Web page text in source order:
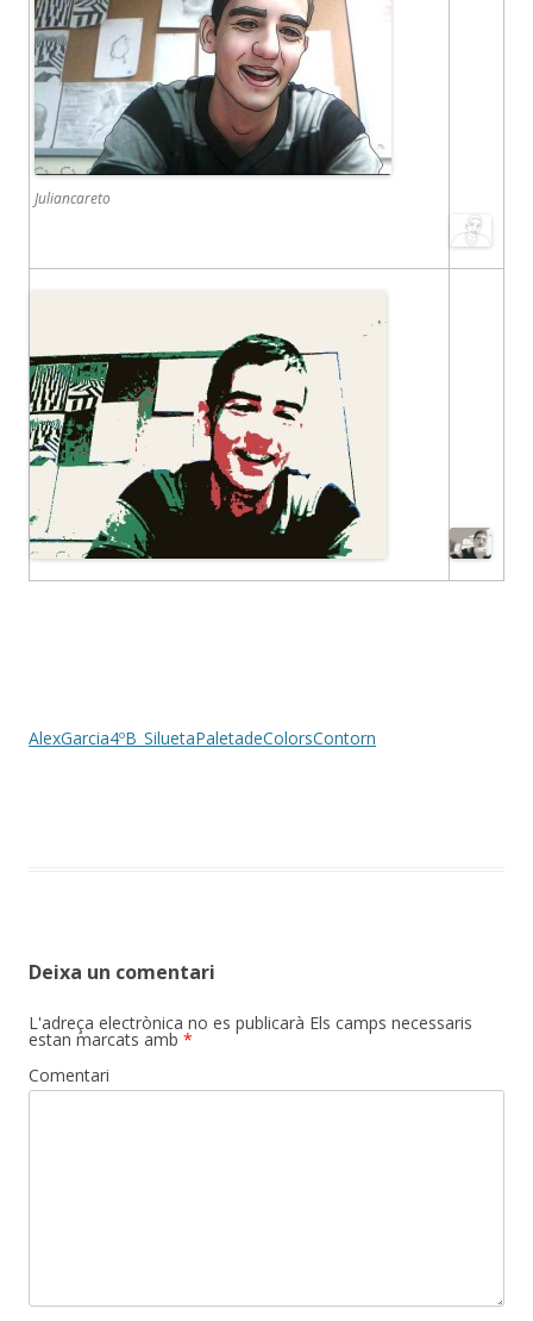
Juliancareto
AlexGarcia4ºB_SiluetaPaletadeColorsContorn
Deixa un comentari
L'adreça electrònica no es publicarà Els camps necessaris
estan marcats amb *
Comentari